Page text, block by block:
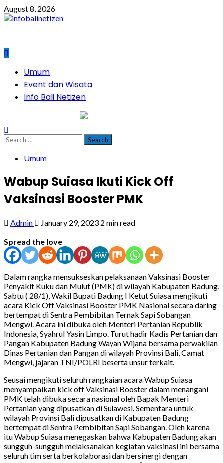
Skip
to
August 8, 2026
PrimaryUmum
Event dan Wisata
Info Bali Netizen
Search
for:
Umum
Wabup Suiasa Ikuti Kick Off
Vaksinasi Booster PMK
Admin January 29, 2023 2 min read
Spread the love
Dalam rangka mensukseskan pelaksanaan Vaksinasi Booster
Penyakit Kuku dan Mulut (PMK) di wilayah Kabupaten Badung,
Sabtu ( 28/1), Wakil Bupati Badung I Ketut Suiasa mengikuti
acara Kick Off Vaksinasi Booster PMK Nasional secara daring
bertempat di Sentra Pembibitan Ternak Sapi Sobangan
Mengwi. Acara ini dibuka oleh Menteri Pertanian Republik
Indonesia, Syahrul Yasin Limpo. Turut hadir Kadis Pertanian dan
Pangan Kabupaten Badung Wayan Wijana bersama perwakilan
Dinas Pertanian dan Pangan di wilayah Provinsi Bali, Camat
Mengwi, jajaran TNI/POLRI beserta unsur terkait.
Seusai mengikuti seluruh rangkaian acara Wabup Suiasa
menyampaikan kick off Vaksinasi Booster dalam menangani
PMK telah dibuka secara nasional oleh Bapak Menteri
Pertanian yang dipusatkan di Sulawesi. Sementara untuk
wilayah Provinsi Bali dipusatkan di Kabupaten Badung
bertempat di Sentra Pembibitan Sapi Sobangan. Oleh karena
itu Wabup Suiasa menegaskan bahwa Kabupaten Badung akan
sungguh-sungguh melaksanakan kegiatan vaksinasi ini bersama
seluruh tim serta berkolaborasi dan bersinergi dengan